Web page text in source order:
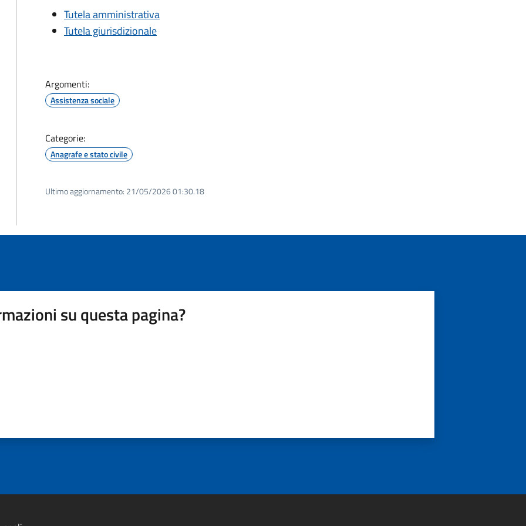
Tutela amministrativa
Tutela giurisdizionale
Argomenti:
Assistenza sociale
Categorie:
Anagrafe e stato civile
Ultimo aggiornamento: 21/05/2026 01:30.18
su questa pagina?